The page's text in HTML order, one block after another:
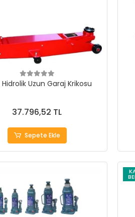
Uzun Garaj Krikosu
37.796,52 TL
Sepete Ekle